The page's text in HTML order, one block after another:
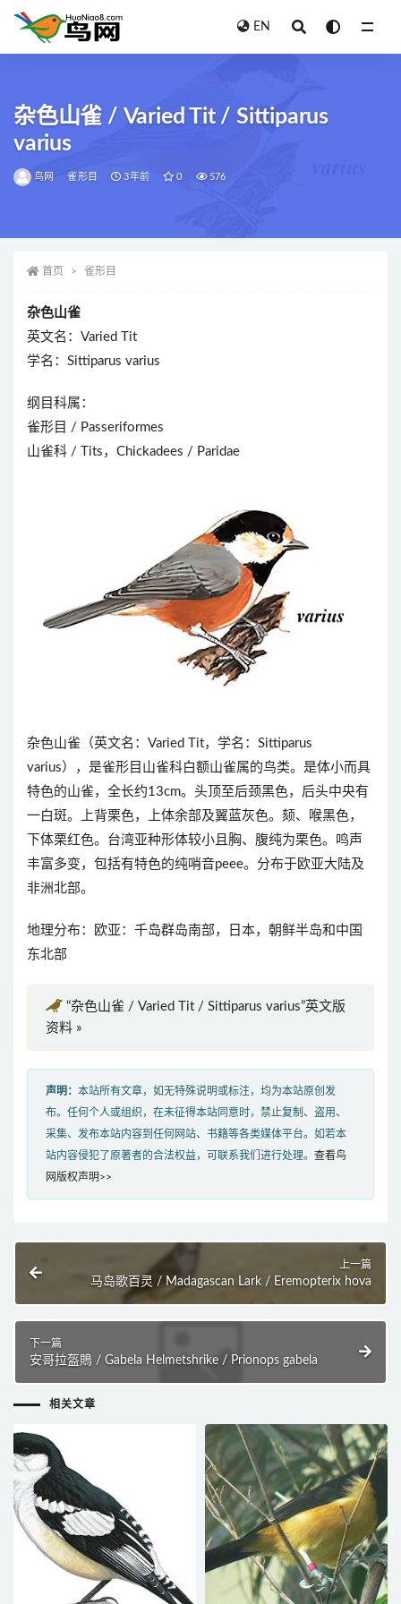
EN
杂色山雀 / Varied Tit / Sittiparus
varius
鸟网 雀形目 3年前 0 576
首页 雀形目
杂色山雀
英文名：Varied Tit
学名：Sittiparus varius
纲目科属：
雀形目 / Passeriformes
山雀科 / Tits，Chickadees / Paridae
杂色山雀（英文名：Varied Tit，学名：Sittiparus
varius），是雀形目山雀科白额山雀属的鸟类。是体小而具
特色的山雀，全长约13cm。头顶至后颈黑色，后头中央有
一白斑。上背栗色，上体余部及翼蓝灰色。颏、喉黑色，
下体栗红色。台湾亚种形体较小且胸、腹纯为栗色。鸣声
丰富多变，包括有特色的纯哨音peee。分布于欧亚大陆及
非洲北部。
地理分布：欧亚：千岛群岛南部，日本，朝鲜半岛和中国
东北部
“杂色山雀 / Varied Tit / Sittiparus varius”英文版
资料 »
声明： 本站所有文章，如无特殊说明或标注，均为本站原创发
布。任何个人或组织，在未征得本站同意时，禁止复制、盗用、
采集、发布本站内容到任何网站、书籍等各类媒体平台。如若本
站内容侵犯了原著者的合法权益，可联系我们进行处理。 查看鸟
网版权声明>>
上一篇
马岛歌百灵 / Madagascan Lark / Eremopterix hova
下一篇
安哥拉盔鵙 / Gabela Helmetshrike / Prionops gabela
相关文章